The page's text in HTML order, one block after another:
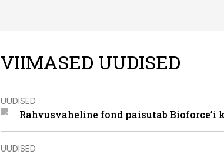
VIIMASED UUDISED
UUDISED
Rahvusvaheline fond paisutab Bioforce’i
UUDISED